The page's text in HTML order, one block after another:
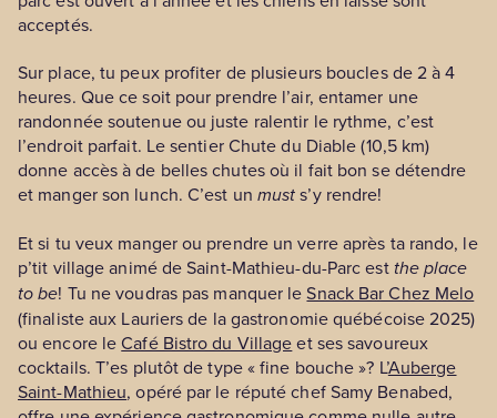
acceptés.
Sur place, tu peux profiter de plusieurs boucles de 2 à 4
heures. Que ce soit pour prendre l’air, entamer une
randonnée soutenue ou juste ralentir le rythme, c’est
l’endroit parfait. Le sentier Chute du Diable (10,5 km)
donne accès à de belles chutes où il fait bon se détendre
et manger son lunch. C’est un musts’y rendre!
Et si tu veux manger ou prendre un verre après ta rando, le
p’tit village animé de Saint-Mathieu-du-Parc est the place
to be! Tu ne voudras pas manquer leSnack Bar Chez Melo
(finaliste aux Lauriers de la gastronomie québécoise 2025)
ou encore leCafé Bistro du Villageet ses savoureux
cocktails. T’es plutôt de type « fine bouche »? L’Auberge
Saint-Mathieu, opéré par le réputé chef Samy Benabed,